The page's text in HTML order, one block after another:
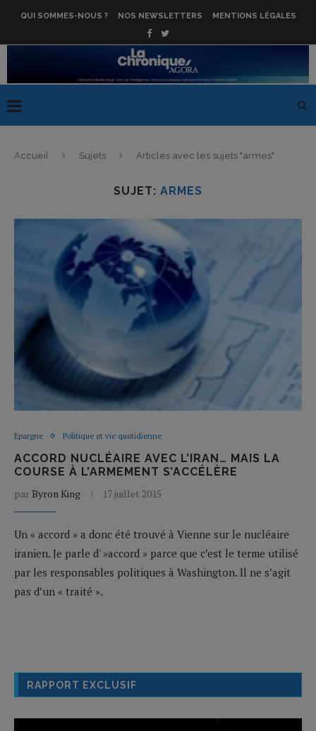
QUI SOMMES-NOUS ? NOS NEWSLETTERS MENTIONS LÉGALES
Accueil Sujets Articles avec les sujets "armes"
SUJET: ARMES
Epargne Politique et vie quotidienne
ACCORD NUCLÉAIRE AVEC L’IRAN… MAIS LA
COURSE À L’ARMEMENT S’ACCÉLÈRE
par Byron King 17 juillet 2015
Un « accord » a donc été trouvé à Vienne sur le nucléaire
iranien. Je parle d' »accord » parce que c’est le terme utilisé
par les responsables politiques à Washington. Il ne s’agit
pas d’un « traité ».
RAPPORT EXCLUSIF